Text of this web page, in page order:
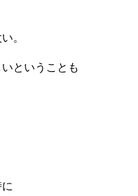
。
ということも